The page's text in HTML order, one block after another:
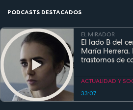
PODCASTS DESTACADOS
EL MIRADOR
El lado B del
María Herrera.
trastornos de
ACTUALIDAD Y
33:07